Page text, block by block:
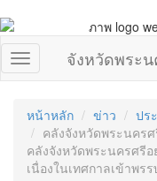
จังหวัดพระ
หน้าหลัก ข่าว
ปร
คลังจังหวัดพระนคร
คลังจังหวัดพระนครศรี
เนื่องในเทศกาลเข้าพรร